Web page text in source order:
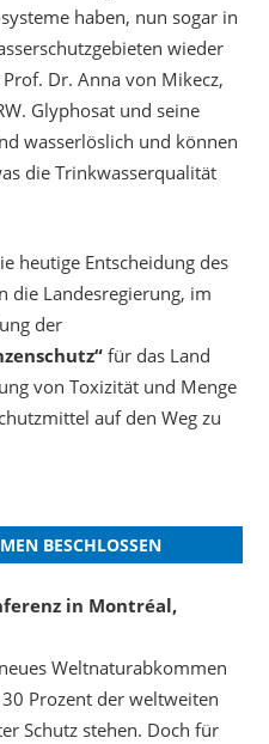
haben, nun sogar in
wieder
Dr. Anna von Mikecz,
Glyphosat und seine
wasserlöslich und können
die Trinkwasserqualität
heutige Entscheidung des
die Landesregierung, im
der
für das Land
von Toxizität und Menge
auf den Weg zu
BESCHLOSSEN
in Montréal,
Weltnaturabkommen
Prozent der weltweiten
Schutz stehen. Doch für